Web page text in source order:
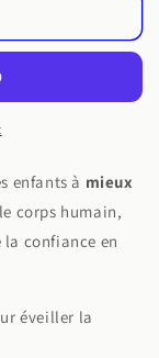
enfants à mieux
corps humain,
la confiance en
éveiller la